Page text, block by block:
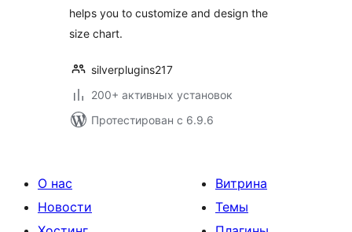
helps you to customize and design the
size chart.
silverplugins217
200+ активных установок
Протестирован с 6.9.6
О нас
Новости
Витрина
Темы